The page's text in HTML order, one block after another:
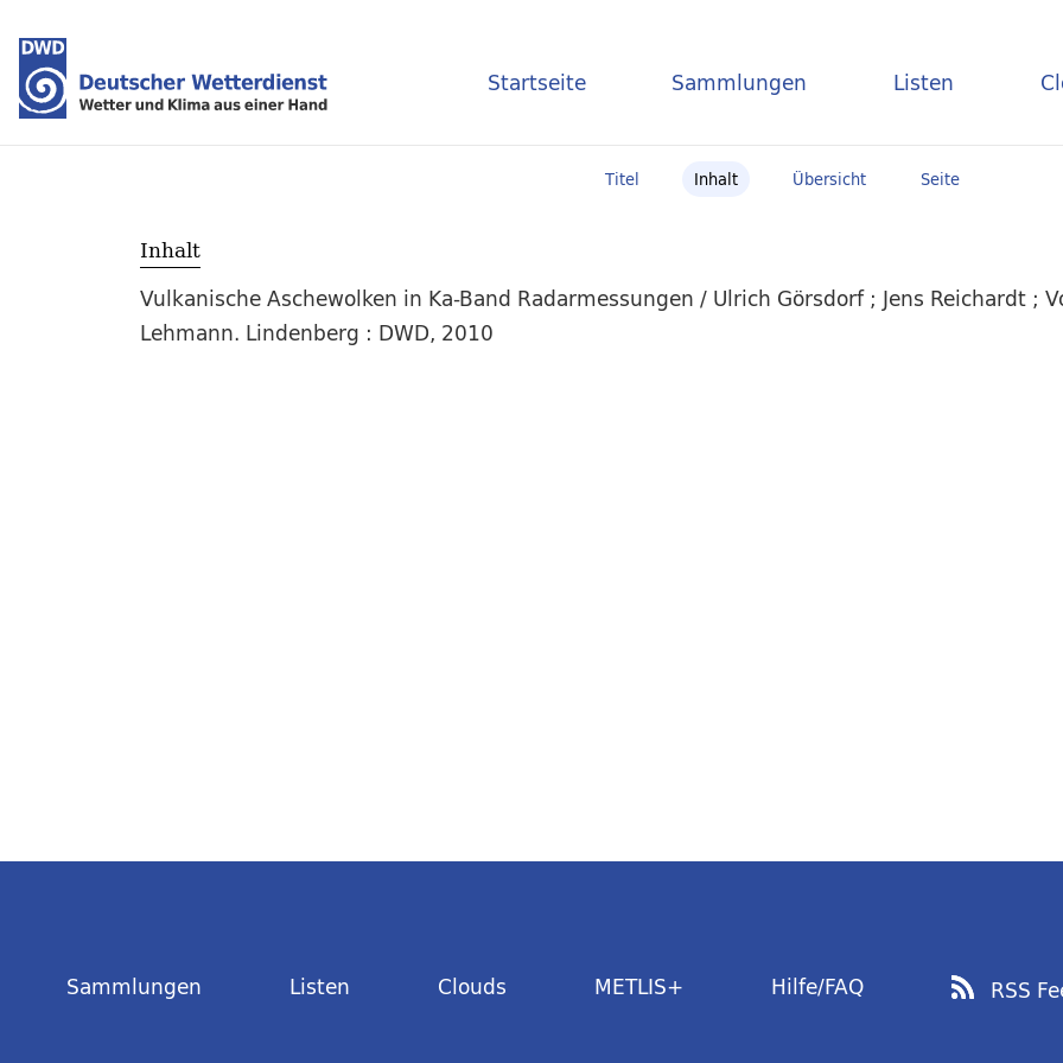
Startseite Sammlungen Listen
Titel Inhalt Übersicht Seite
Inhalt
Vulkanische Aschewolken in Ka-Band Radarmessungen / Ulrich Görsdorf ; Jens Reichardt ;
Lehmann. Lindenberg : DWD, 2010
Sammlungen Listen Clouds METLIS+ Hilfe/FAQ RSS